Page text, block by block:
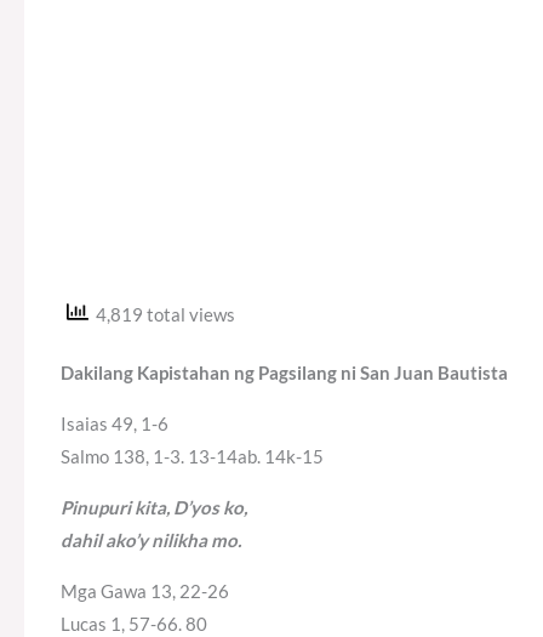
4,819 total views
Dakilang Kapistahan ng Pagsilang ni San Juan Bautista
Isaias 49, 1-6
Salmo 138, 1-3. 13-14ab. 14k-15
Pinupuri kita, D’yos ko,
dahil ako’y nilikha mo.
Mga Gawa 13, 22-26
Lucas 1, 57-66. 80